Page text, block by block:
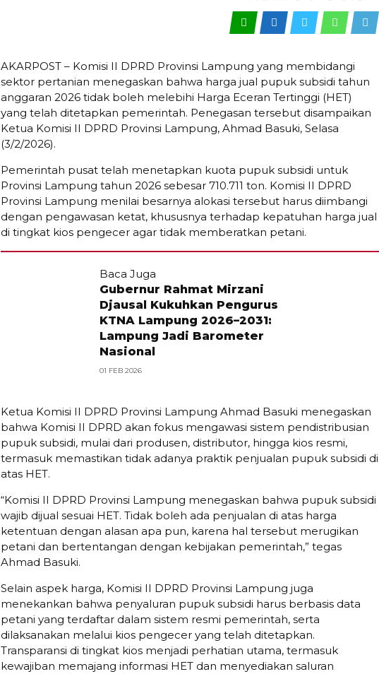
AKARPOST – Komisi II DPRD Provinsi Lampung yang membidangi
sektor pertanian menegaskan bahwa harga jual pupuk subsidi tahun
anggaran 2026 tidak boleh melebihi Harga Eceran Tertinggi (HET)
yang telah ditetapkan pemerintah. Penegasan tersebut disampaikan
Ketua Komisi II DPRD Provinsi Lampung, Ahmad Basuki, Selasa
(3/2/2026).
Pemerintah pusat telah menetapkan kuota pupuk subsidi untuk
Provinsi Lampung tahun 2026 sebesar 710.711 ton. Komisi II DPRD
Provinsi Lampung menilai besarnya alokasi tersebut harus diimbangi
dengan pengawasan ketat, khususnya terhadap kepatuhan harga jual
di tingkat kios pengecer agar tidak memberatkan petani.
Baca Juga
Gubernur Rahmat Mirzani
Djausal Kukuhkan Pengurus
KTNA Lampung 2026–2031:
Lampung Jadi Barometer
Nasional
01 FEB 2026
Ketua Komisi II DPRD Provinsi Lampung Ahmad Basuki menegaskan
bahwa Komisi II DPRD akan fokus mengawasi sistem pendistribusian
pupuk subsidi, mulai dari produsen, distributor, hingga kios resmi,
termasuk memastikan tidak adanya praktik penjualan pupuk subsidi di
atas HET.
“Komisi II DPRD Provinsi Lampung menegaskan bahwa pupuk subsidi
wajib dijual sesuai HET. Tidak boleh ada penjualan di atas harga
ketentuan dengan alasan apa pun, karena hal tersebut merugikan
petani dan bertentangan dengan kebijakan pemerintah,” tegas
Ahmad Basuki.
Selain aspek harga, Komisi II DPRD Provinsi Lampung juga
menekankan bahwa penyaluran pupuk subsidi harus berbasis data
petani yang terdaftar dalam sistem resmi pemerintah, serta
dilaksanakan melalui kios pengecer yang telah ditetapkan.
Transparansi di tingkat kios menjadi perhatian utama, termasuk
kewajiban memajang informasi HET dan menyediakan saluran